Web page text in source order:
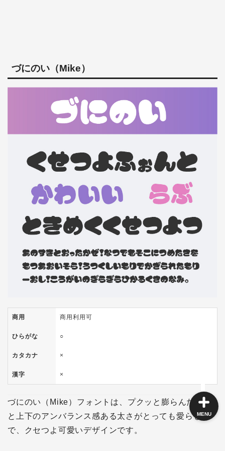
づにのい（Mike）
商用 商用利用可
ひらがな ○
カタカナ ×
漢字 ×
づにのい（Mike）フォントは、プクッと膨らんだ文字
と上下のアンバランス感ある太さがとっても愛らしい
で、クセつよ可愛いデザインです。
MENU
角ゴシック